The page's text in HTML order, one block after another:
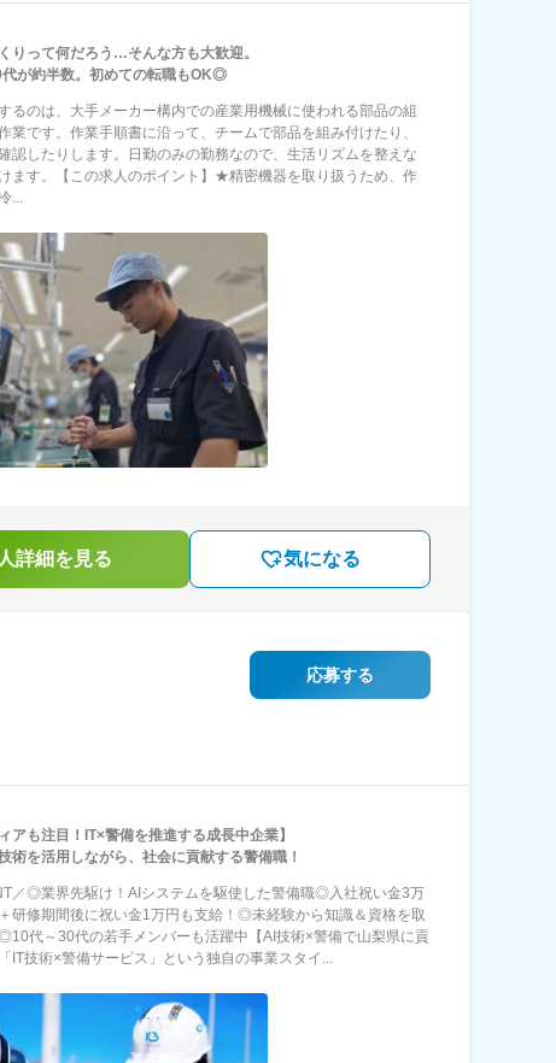
りって何だろう…そんな方も大歓迎。
が約半数。初めての転職もOK◎
るのは、大手メーカー構内での産業用機械に使われる部品の組
業です。作業手順書に沿って、チームで部品を組み付けたり、
認したりします。日勤のみの勤務なので、生活リズムを整えな
ます。【この求人のポイント】★精密機器を取り扱うため、作
...
詳細を見る 気になる
応募する
ィアも注目！IT×警備を推進する成長中企業】
術を活用しながら、社会に貢献する警備職！
／◎業界先駆け！AIシステムを駆使した警備職◎入社祝い金3万
研修期間後に祝い金1万円も支給！◎未経験から知識＆資格を取
代～30代の若手メンバーも活躍中【AI技術×警備で山梨県に貢
IT技術×警備サービス」という独自の事業スタイ...